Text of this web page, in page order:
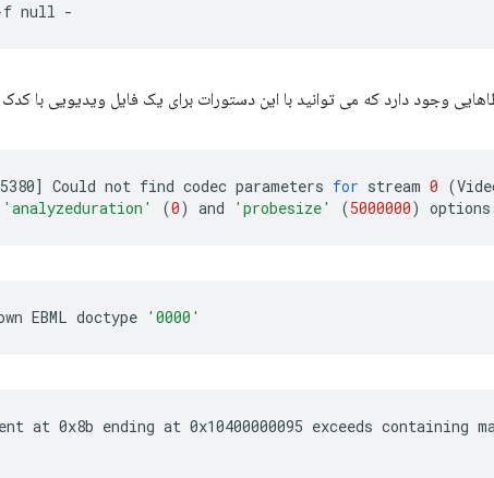
f null
وجود دارد که می توانید با این دستورات برای یک فایل ویدیویی با کدک
] Could not find codec parameters for stream 0 (
'analyzeduration' (0) and 'probesize' (5000000)
EBML doctype '0000'
at 0x8b ending at 0x10400000095 exceeds containing